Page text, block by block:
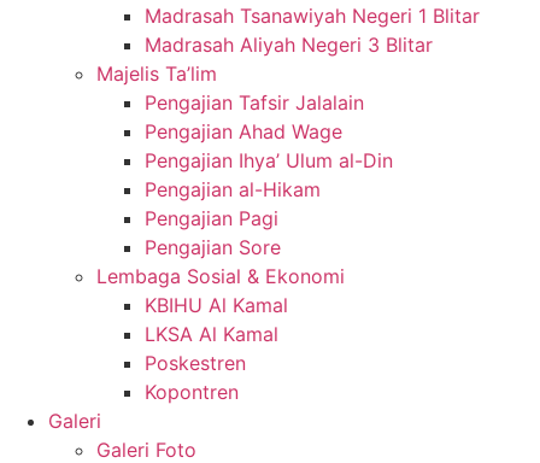
Madrasah Tsanawiyah Negeri 1 Blitar
Madrasah Aliyah Negeri 3 Blitar
Majelis Ta’lim
Pengajian Tafsir Jalalain
Pengajian Ahad Wage
Pengajian Ihya’ Ulum al-Din
Pengajian al-Hikam
Pengajian Pagi
Pengajian Sore
Lembaga Sosial & Ekonomi
KBIHU Al Kamal
LKSA Al Kamal
Poskestren
Kopontren
Galeri
Galeri Foto